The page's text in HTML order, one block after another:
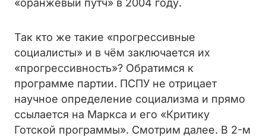
«оранжевый путч» в 2004 году.
Так кто же такие «прогрессивные
социалисты» и в чём заключается их
«прогрессивность»? Обратимся к
программе партии. ПСПУ не отрицает
научное определение социализма и прямо
ссылается на Маркса и его «Критику
Готской программы». Смотрим далее. В 2-м